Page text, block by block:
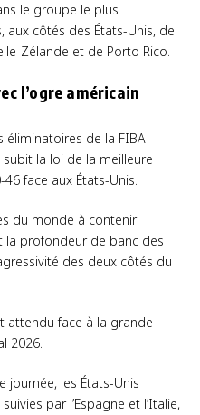
le groupe le plus
côtés des États-Unis, de
Zélande et de Porto Rico.
l’ogre américain
éliminatoires de la FIBA
subit la loi de la meilleure
face aux États-Unis.
du monde à contenir
la profondeur de banc des
des deux côtés du
attendu face à la grande
2026.
journée, les États-Unis
par l’Espagne et l’Italie,